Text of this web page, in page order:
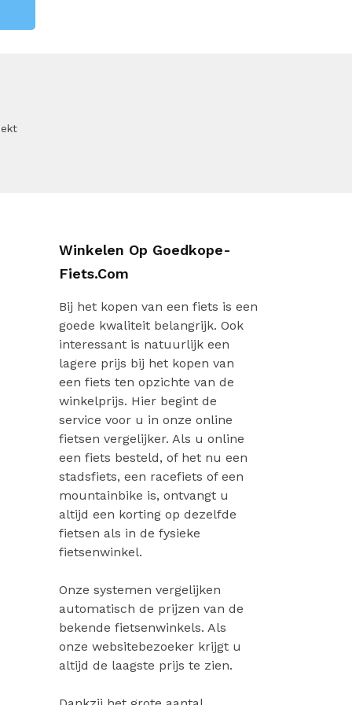
Winkelen Op Goedkope-
Fiets.com
Bij het kopen van een fiets is een
goede kwaliteit belangrijk. Ook
interessant is natuurlijk een
lagere prijs bij het kopen van
een fiets ten opzichte van de
winkelprijs. Hier begint de
service voor u in onze online
fietsen vergelijker. Als u online
een fiets besteld, of het nu een
stadsfiets, een racefiets of een
mountainbike is, ontvangt u
altijd een korting op dezelfde
fietsen als in de fysieke
fietsenwinkel.
Onze systemen vergelijken
automatisch de prijzen van de
bekende fietsenwinkels. Als
onze websitebezoeker krijgt u
altijd de laagste prijs te zien.